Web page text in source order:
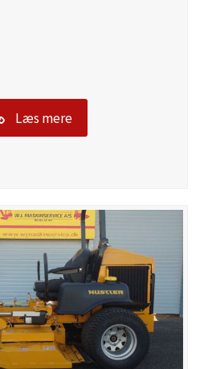
Læs mere